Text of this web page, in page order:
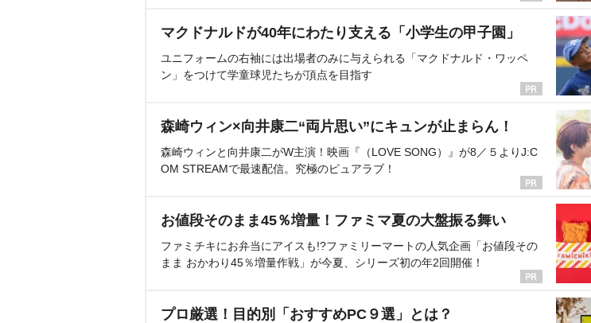
マクドナルドが40年にわたり支える「小学生の甲子園」
ユニフォームの右袖には出場者のみに与えられる「マクドナルド・ワッペ
ン」をつけて学童球児たちが頂点を目指す
森崎ウィン×向井康二“両片思い”にキュンが止まらん！
森崎ウィンと向井康二がW主演！映画『（LOVE SONG）』が8／５よりJ:C
OM STREAMで最速配信。究極のピュアラブ！
お値段そのまま45％増量！ファミマ夏の大盤振る舞い
ファミチキにお弁当にアイスも!?ファミリーマートの人気企画「お値段その
まま おかわり45％増量作戦」が今夏、シリーズ初の年2回開催！
プロ厳選！目的別「おすすめPC９選」とは？